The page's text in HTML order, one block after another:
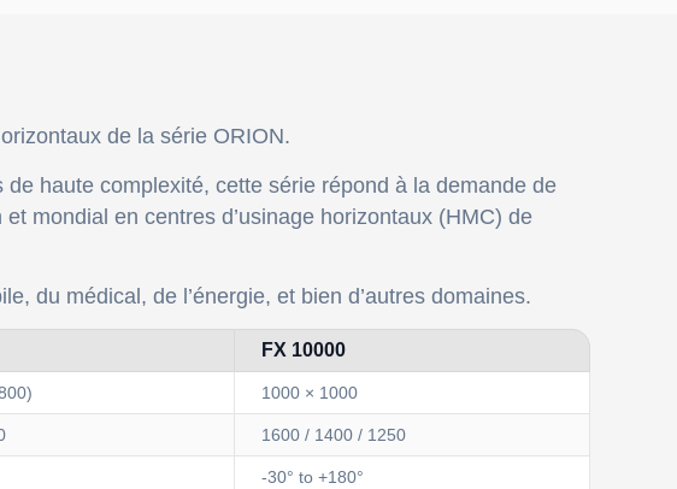
de la série ORION.
haute complexité, cette série répond à la demande de
mondial en centres d’usinage horizontaux (HMC) de
du médical, de l’énergie, et bien d’autres domaines.
FX 10000
1000 × 1000
1600 / 1400 / 1250
-30° to +180°